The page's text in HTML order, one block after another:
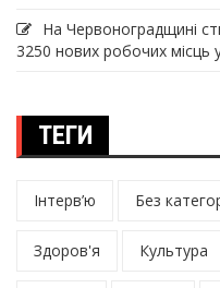
На Червоноградщині
3250 нових робочих місць
ТЕГИ
Інтерв’ю Без
Здоров'я Культура